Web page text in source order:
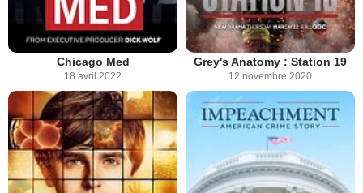
Chicago Med
18 avril 2022
Grey's Anatomy : Station 19
12 novembre 2020